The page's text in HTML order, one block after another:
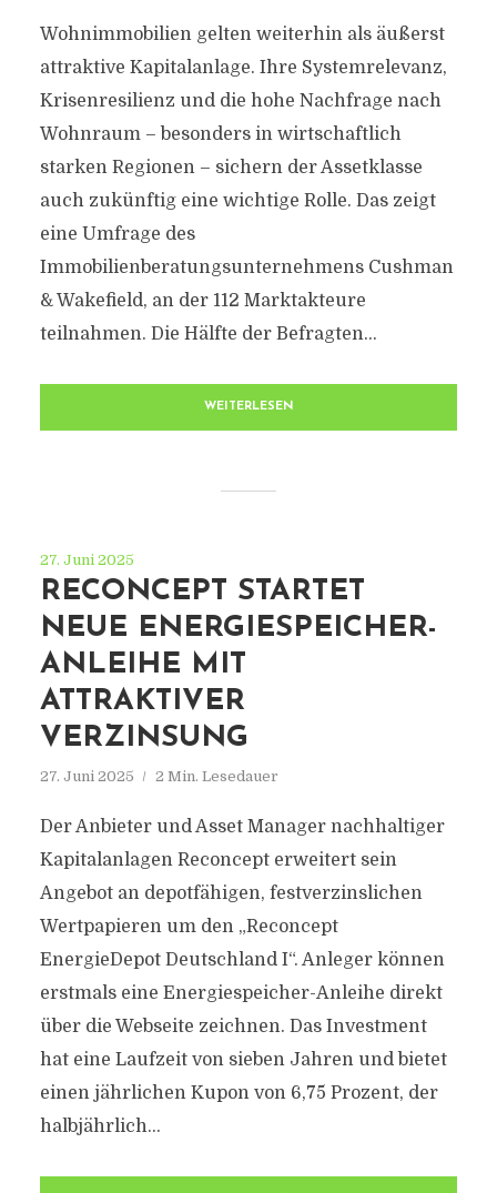
Wohnimmobilien gelten weiterhin als äußerst
attraktive Kapitalanlage. Ihre Systemrelevanz,
Krisenresilienz und die hohe Nachfrage nach
Wohnraum – besonders in wirtschaftlich
starken Regionen – sichern der Assetklasse
auch zukünftig eine wichtige Rolle. Das zeigt
eine Umfrage des
Immobilienberatungsunternehmens Cushman
& Wakefield, an der 112 Marktakteure
teilnahmen. Die Hälfte der Befragten...
WEITERLESEN
27. Juni 2025
RECONCEPT STARTET
NEUE ENERGIESPEICHER-
ANLEIHE MIT
ATTRAKTIVER
VERZINSUNG
27. Juni 2025 2 Min. Lesedauer
Der Anbieter und Asset Manager nachhaltiger
Kapitalanlagen Reconcept erweitert sein
Angebot an depotfähigen, festverzinslichen
Wertpapieren um den „Reconcept
EnergieDepot Deutschland I“. Anleger können
erstmals eine Energiespeicher-Anleihe direkt
über die Webseite zeichnen. Das Investment
hat eine Laufzeit von sieben Jahren und bietet
einen jährlichen Kupon von 6,75 Prozent, der
halbjährlich...